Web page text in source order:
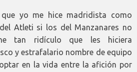
que yo me hice madridista como
Atleti si los del Manzanares no
tan ridículo que les hiciera
y estrafalario nombre de equipo
en la vida entre la afición por